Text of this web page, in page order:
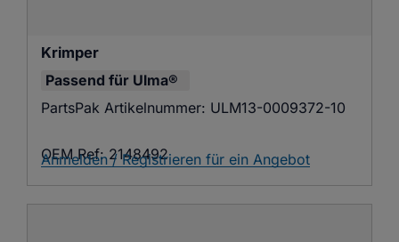
Krimper
Passend für Ulma®
PartsPak Artikelnummer: ULM13-0009372-10
OEM Ref: 2148492
Anmelden / Registrieren für ein Angebot